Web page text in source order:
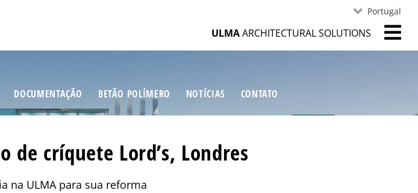
Portugal
ULMAARCHITECTURAL SOLUTIONS
DOCUMENTAÇÃO BETÃO POLÍMERO NOTÍCIAS CONTATO
de críquete Lord’s, Londres
na ULMA para sua reforma